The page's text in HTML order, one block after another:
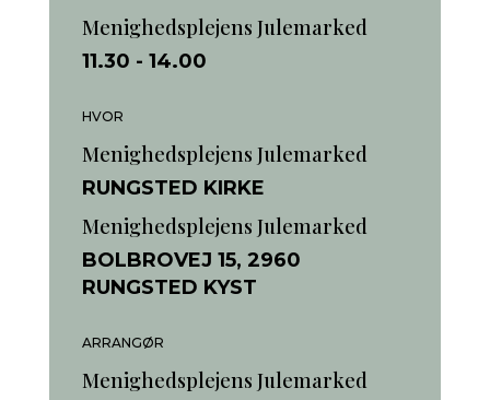
Menighedsplejens Julemarked
11.30 - 14.00
HVOR
Menighedsplejens Julemarked
RUNGSTED KIRKE
Menighedsplejens Julemarked
BOLBROVEJ 15, 2960
RUNGSTED KYST
ARRANGØR
Menighedsplejens Julemarked